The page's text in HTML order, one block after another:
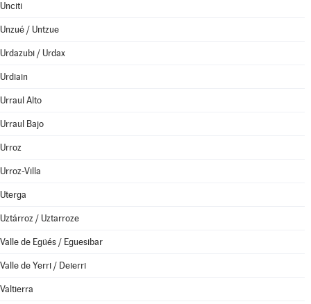
Unciti
Unzué / Untzue
Urdazubi / Urdax
Urdiain
Urraul Alto
Urraul Bajo
Urroz
Urroz-Villa
Uterga
Uztárroz / Uztarroze
Valle de Egüés / Eguesibar
Valle de Yerri / Deierri
Valtierra